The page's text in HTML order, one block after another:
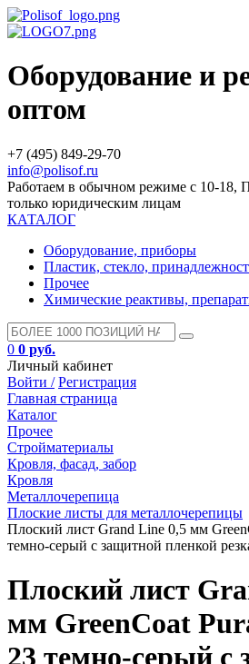
Оборудование и
оптом
+7 (495) 849-29-70
info@polisof.ru
Работаем в обычном режиме с 10-18,
только юридическим лицам
КАТАЛОГ
Оборудование, приборы
Пластик, стекло,
Прочее
Химические реактивы,
0 0 руб.
Личный кабинет
Войти / Регистрация
Главная страница
Каталог
Прочее
Стройматериалы
Кровля, фасад, забор
Кровля
Металлочерепица
Плоские листы для металлочерепицы
Плоский лист Grand Line 0,5 мм
темно-серый с защитной пленкой
Плоский лист
мм GreenCoat
23 темно-серый с